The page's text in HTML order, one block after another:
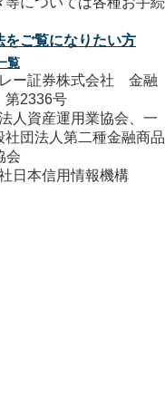
をご覧になりたい方
覧
ー証券株式会社 金融
2336号
人資産運用業協会、一
団法人第二種金融商品
会
日本信用情報機構